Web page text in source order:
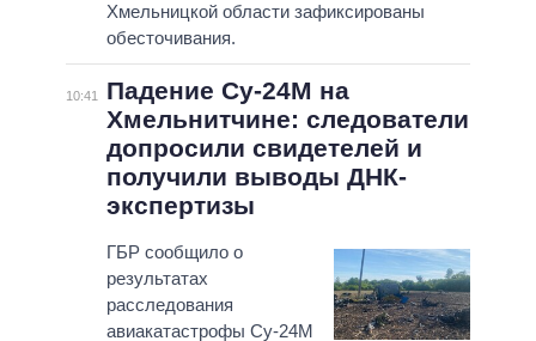
Хмельницкой области зафиксированы
обесточивания.
10:41
Падение Су-24М на
Хмельнитчине: следователи
допросили свидетелей и
получили выводы ДНК-
экспертизы
ГБР сообщило о
результатах
расследования
авиакатастрофы Су-24М